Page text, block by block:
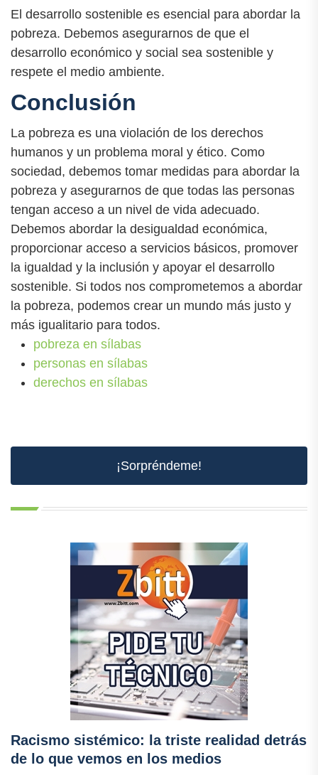
El desarrollo sostenible es esencial para abordar la
pobreza. Debemos asegurarnos de que el
desarrollo económico y social sea sostenible y
respete el medio ambiente.
Conclusión
La pobreza es una violación de los derechos
humanos y un problema moral y ético. Como
sociedad, debemos tomar medidas para abordar la
pobreza y asegurarnos de que todas las personas
tengan acceso a un nivel de vida adecuado.
Debemos abordar la desigualdad económica,
proporcionar acceso a servicios básicos, promover
la igualdad y la inclusión y apoyar el desarrollo
sostenible. Si todos nos comprometemos a abordar
la pobreza, podemos crear un mundo más justo y
más igualitario para todos.
pobreza en sílabas
personas en sílabas
derechos en sílabas
¡Sorpréndeme!
Racismo sistémico: la triste realidad detrás
de lo que vemos en los medios